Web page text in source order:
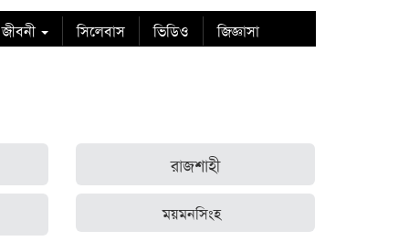
সিলেবাস ভিডিও জিজ্ঞাসা
রাজশাহী
ময়মনসিংহ